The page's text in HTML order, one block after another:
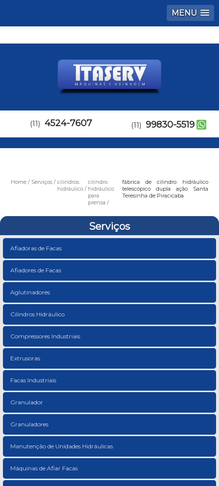
MENU
(11) 4524-7607 (11) 99830-5519
Home Serviços
cilindros
hidráulico
cilindro
hidráulico
para
prensa
fábrica de cilindro hidráulico
telescópico dupla ação Santa
Teresinha de Piracicaba
Serviços
Afiadoras de Facas
Afiadores de Facas
Aglutinadores
Cilindros Hidráulico
Compressores Industriais
Extrusoras
Facas Industriais
Granulador
Granuladores
Manutenção de Unidades Hidráulicas
Máquinas de Afiar Facas